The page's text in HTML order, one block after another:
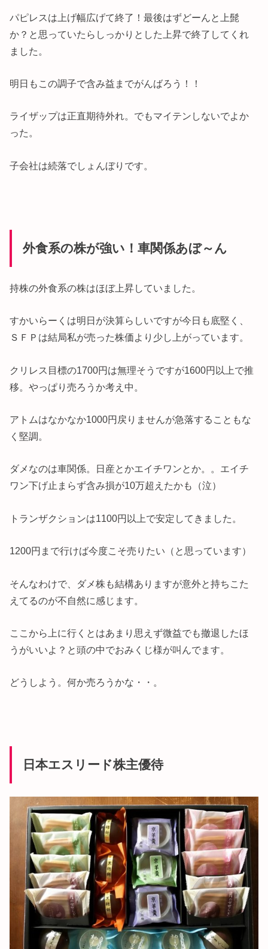
パピレスは上げ幅広げて終了！最後はずどーんと上髭
か？と思っていたらしっかりとした上昇で終了してくれ
ました。
明日もこの調子で含み益までがんばろう！！
ライザップは正直期待外れ。でもマイテンしないでよか
った。
子会社は続落でしょんぼりです。
外食系の株が強い！車関係あぼ～ん
持株の外食系の株はほぼ上昇していました。
すかいらーくは明日が決算らしいですが今日も底堅く、
ＳＦＰは結局私が売った株価より少し上がっています。
クリレス目標の1700円は無理そうですが1600円以上で推
移。やっぱり売ろうか考え中。
アトムはなかなか1000円戻りませんが急落することもな
く堅調。
ダメなのは車関係。日産とかエイチワンとか。。エイチ
ワン下げ止まらず含み損が10万超えたかも（泣）
トランザクションは1100円以上で安定してきました。
1200円まで行けば今度こそ売りたい（と思っています）
そんなわけで、ダメ株も結構ありますが意外と持ちこた
えてるのが不自然に感じます。
ここから上に行くとはあまり思えず微益でも撤退したほ
うがいいよ？と頭の中でおみくじ様が叫んでます。
どうしよう。何か売ろうかな・・。
日本エスリード株主優待